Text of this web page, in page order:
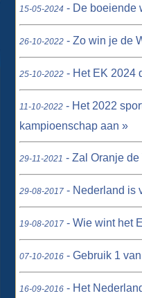
15-05-2024 - De boeiende
26-10-2022 - Zo win je de
25-10-2022 - Het EK 2024
11-10-2022 - Het 2022
kampioenschap aan »
29-11-2021 - Zal Oranje
29-08-2017 - Nederland is
19-08-2017 - Wie wint het
07-10-2016 - Gebruik 1
16-09-2016 - Het